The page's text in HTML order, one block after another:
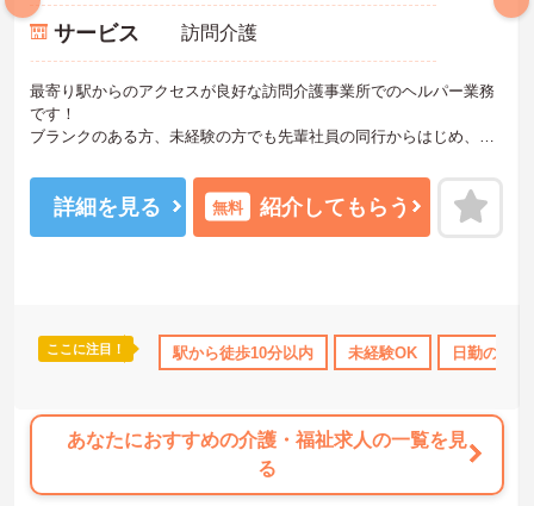
託児所・育児補助 無資格OK 年間休日110日以上
サービス 訪問介護
最寄り駅からのアクセスが良好な訪問介護事業所でのヘルパー業務
です！
ブランクのある方、未経験の方でも先輩社員の同行からはじめ、丁
ご興味ある方には、面接のポイントなど、さらに詳細をお話致しま
すのでお気軽にご相談ください。
詳細を見る 無料 紹介してもらう
ここに注目！ 駅から徒歩10分以内 未経験OK 日勤のみ
あなたにおすすめの介護・福祉求人の一覧を見
る